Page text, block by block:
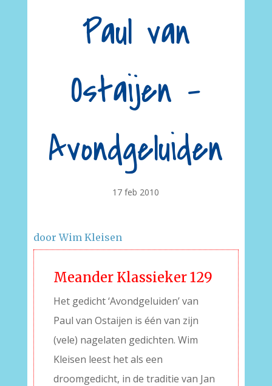
Paul van
Ostaijen –
Avondgeluiden
17 feb 2010
door Wim Kleisen
Meander Klassieker 129
Het gedicht ‘Avondgeluiden’ van
Paul van Ostaijen is één van zijn
(vele) nagelaten gedichten. Wim
Kleisen leest het als een
droomgedicht, in de traditie van Jan